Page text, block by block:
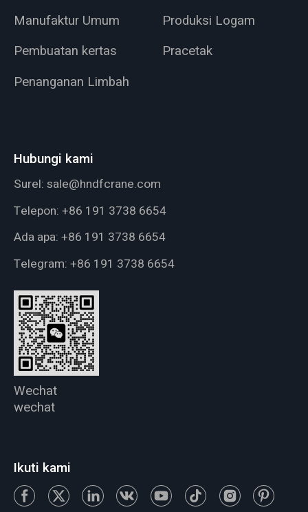
Manufaktur Umum
Produksi Logam
Pembuatan kertas
Pracetak
Penanganan Limbah
Hubungi kami
Surel: sale@hndfcrane.com
Telepon: +86 191 3738 6654
Ada apa: +86 191 3738 6654
Telegram: +86 191 3738 6654
Wechat
wechat
Ikuti kami